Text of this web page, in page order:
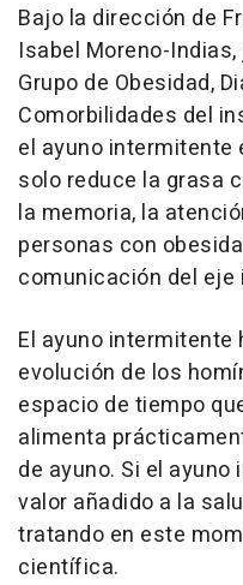
Bajo la dirección de
Isabel Moreno-
Grupo de Obesidad,
Comorbilidades del
el ayuno intermitente
solo reduce la grasa
la memoria, la
personas con
comunicación del
El ayuno intermitente
evolución de los
espacio de tiempo
alimenta
de ayuno. Si el
valor añadido a la
tratando en este
científica.